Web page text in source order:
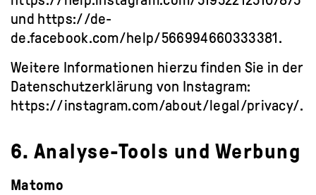
und https://de-
de.facebook.com/help/566994660333381.
Weitere Informationen hierzu finden Sie in der
Datenschutzerklärung von Instagram:
https://instagram.com/about/legal/privacy/.
6. Analyse-Tools und Werbung
Matomo